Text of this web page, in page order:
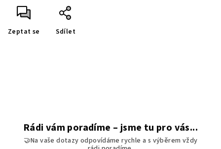
Zeptat se Sdílet
Rádi vám poradíme – jsme tu pro vás...
🤝Na vaše dotazy odpovídáme rychle a s výběrem vždy